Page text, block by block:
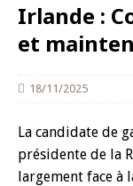
Irlande :
et
18/11/2025
La candidate de
présidente de la
largement face à